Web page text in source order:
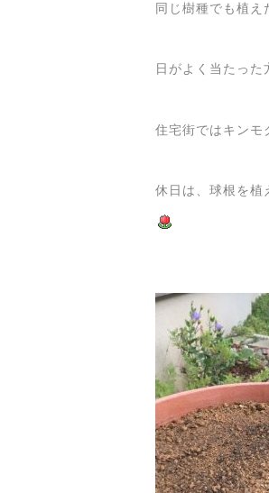
同じ樹種でも植え
日がよく当たった
住宅街ではキンモ
休日は、球根を植